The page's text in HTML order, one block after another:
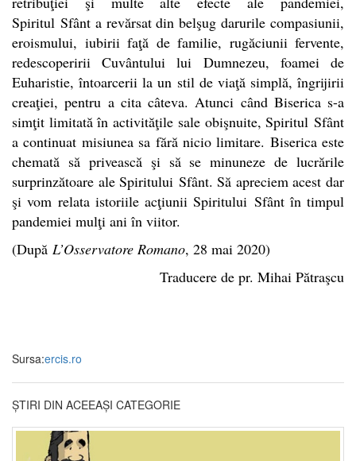
Spiritul Sfânt a revărsat din belşug darurile compasiunii,
eroismului, iubirii faţă de familie, rugăciunii fervente,
redescoperirii Cuvântului lui Dumnezeu, foamei de
Euharistie, întoarcerii la un stil de viaţă simplă, îngrijirii
creaţiei, pentru a cita câteva. Atunci când Biserica s-a
simţit limitată în activităţile sale obişnuite,Spiritul Sfânt
a continuat misiunea sa fără nicio limitare. Biserica este
chemată să privească şi să se minuneze de lucrările
surprinzătoare aleSpiritului Sfânt. Să apreciem acest dar
şi vom relata istoriile acţiuniiSpiritului Sfânt în timpul
pandemiei mulţi ani în viitor.
(După L’Osservatore Romano, 28 mai 2020)
Traducere de pr. Mihai Pătraşcu
Sursa:ercis.ro
ȘTIRI DIN ACEEAȘI CATEGORIE